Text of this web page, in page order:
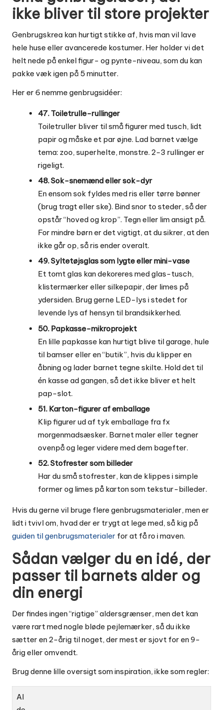
ikke bliver til store projekter
Genbrugskrea kan hurtigt stikke af, hvis man vil lave
hele huse eller avancerede kostumer. Her holder vi det
helt nede på enkel figur- og pynte-niveau, som du kan
pakke væk igen på 5 minutter.
Her er 6 nemme genbrugsidéer:
47. Toiletrulle-rullinger
Toiletruller bliver til små figurer med tusch, lidt
papir og måske et par øjne. Lad barnet vælge
tema: zoo, superhelte, monstre. 2-3 rullinger er
rigeligt.
48. Sok-snemænd eller sok-dyr
En ensom sok fyldes med ris eller tørre bønner
(brug tragt eller ske). Bind snor to steder, så der
opstår “hoved og krop”. Tegn eller lim ansigt på.
For mindre børn er det vigtigt, at du sikrer, at den
ikke går op, så ris ender overalt.
49. Syltetøjsglas som lygte eller mini-vase
Et tomt glas kan dekoreres med glas-tusch,
klistermærker eller silkepapir, der limes på
ydersiden. Brug gerne LED-lys i stedet for
levende lys af hensyn til brandsikkerhed.
50. Papkasse-mikroprojekt
En lille papkasse kan hurtigt blive til garage, hule
til bamser eller en “butik”, hvis du klipper en
åbning og lader barnet tegne skilte. Hold det til
én kasse ad gangen, så det ikke bliver et helt
pap-slot.
51. Karton-figurer af emballage
Klip figurer ud af tyk emballage fra fx
morgenmadsæsker. Barnet maler eller tegner
ovenpå og leger videre med dem bagefter.
52. Stofrester som billeder
Har du små stofrester, kan de klippes i simple
former og limes på karton som tekstur-billeder.
Hvis du gerne vil bruge flere genbrugsmaterialer, men er
lidt i tvivl om, hvad der er trygt at lege med, så kig på
guiden til genbrugsmaterialer for at få ro i maven.
Sådan vælger du en idé, der
passer til barnets alder og
din energi
Der findes ingen “rigtige” aldersgrænser, men det kan
være rart med nogle bløde pejlemærker, så du ikke
sætter en 2-årig til noget, der mest er sjovt for en 9-
årig eller omvendt.
Brug denne lille oversigt som inspiration, ikke som regler:
Al